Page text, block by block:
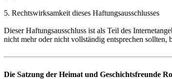
5. Rechtswirksamkeit dieses Haftungsausschlusses
Dieser Haftungsausschluss ist als Teil des
nicht mehr oder nicht vollständig entsprechen
Die Satzung der Heimat und Geschichtsfreunde